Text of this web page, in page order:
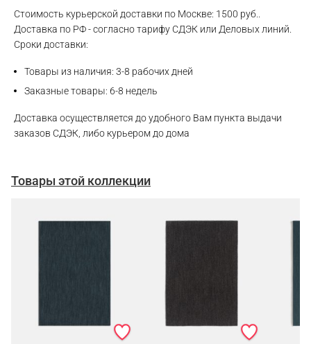
Стоимость курьерской доставки по Москве: 1500 руб..
Доставка по РФ - согласно тарифу СДЭК или Деловых линий.
Сроки доставки:
Товары из наличия: 3-8 рабочих дней
Заказные товары: 6-8 недель
Доставка осуществляется до удобного Вам пункта выдачи
заказов СДЭК, либо курьером до дома
Товары этой коллекции